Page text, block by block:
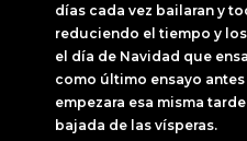
días cada vez bailaran y
reduciendo el tiempo y
el día de Navidad que
como último ensayo
empezara esa misma
bajada de las vísperas.